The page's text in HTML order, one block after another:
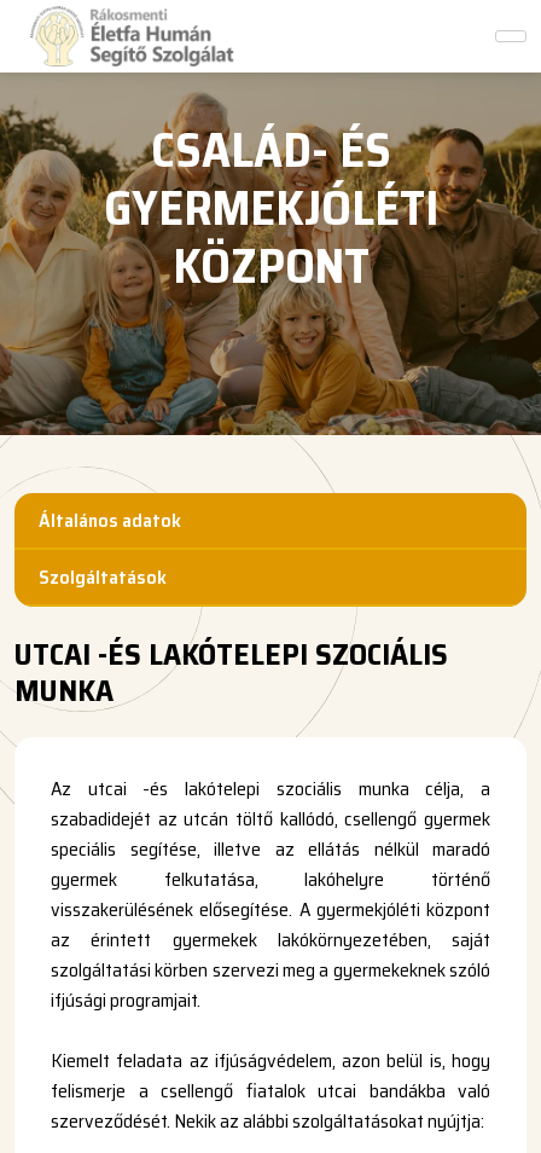
CSALÁD- ÉS
GYERMEKJÓLÉTI
KÖZPONT
Általános adatok
Szolgáltatások
UTCAI -ÉS LAKÓTELEPI SZOCIÁLIS
MUNKA
Az utcai -és lakótelepi szociális munka célja, a
szabadidejét az utcán töltő kallódó, csellengő gyermek
speciális segítése, illetve az ellátás nélkül maradó
gyermek felkutatása, lakóhelyre történő
visszakerülésének elősegítése. A gyermekjóléti központ
az érintett gyermekek lakókörnyezetében, saját
szolgáltatási körben szervezi meg a gyermekeknek szóló
ifjúsági programjait.
Kiemelt feladata az ifjúságvédelem, azon belül is, hogy
felismerje a csellengő fiatalok utcai bandákba való
szerveződését. Nekik az alábbi szolgáltatásokat nyújtja: